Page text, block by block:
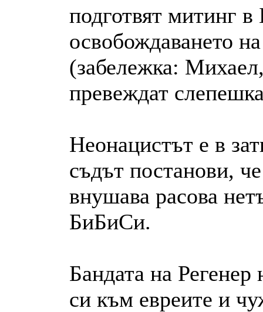
подготвят митинг в
освобождаването
(забележка:
превеждат
Неонацистът е в
съдът постанови,
внушава расова
БиБиСи.
Бандата на
си към евреите и